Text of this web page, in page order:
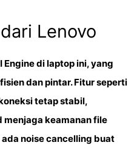
Lenovo
Enginedi laptop ini, yang
dan pintar. Fitur seperti
tetap stabil,
menjaga keamanan file
noise cancelling buat